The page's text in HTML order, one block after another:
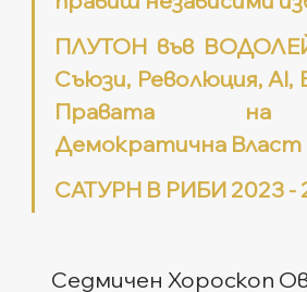
ПЛУТОН във
Съюзи, Революция, AI,
Правата на
Демократична Власт
САТУРН В РИБИ 2023 -
Седмичен Хороскоп